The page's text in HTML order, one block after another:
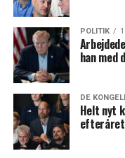
POLITIK
han med
DE
Helt nyt
efteråret